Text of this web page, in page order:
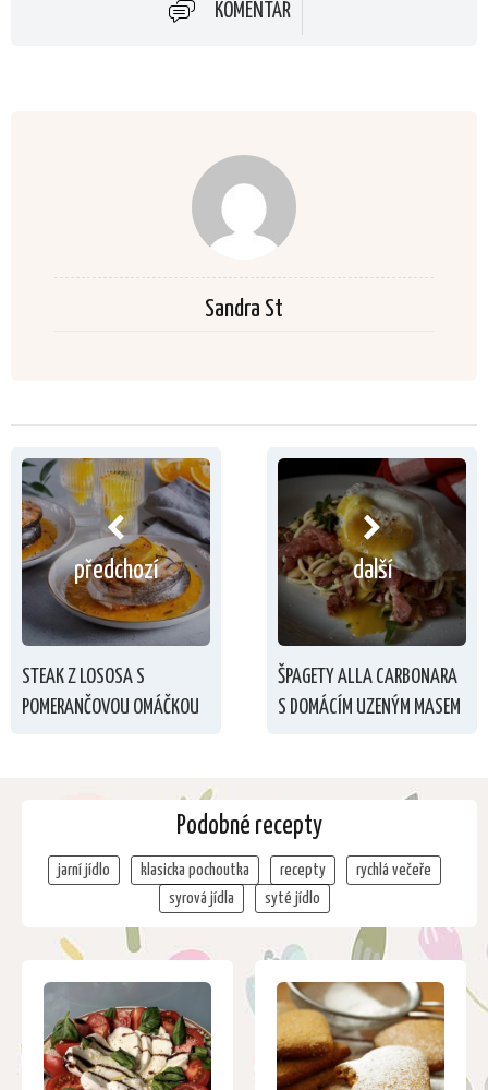
KOMENTÁŘ
Sandra St
předchozí
STEAK Z LOSOSA S
POMERANČOVOU OMÁČKOU
další
ŠPAGETY ALLA CARBONARA
S DOMÁCÍM UZENÝM MASEM
Podobné recepty
jarní jídlo klasicka pochoutka recepty
rychlá večeře
syrová jídla
syté jídlo